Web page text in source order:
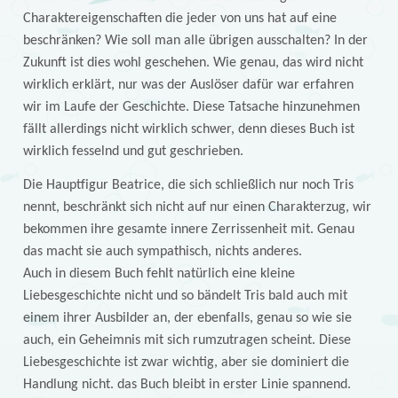
Charaktereigenschaften die jeder von uns hat auf eine
beschränken? Wie soll man alle übrigen ausschalten? In der
Zukunft ist dies wohl geschehen. Wie genau, das wird nicht
wirklich erklärt, nur was der Auslöser dafür war erfahren
wir im Laufe der Geschichte. Diese Tatsache hinzunehmen
fällt allerdings nicht wirklich schwer, denn dieses Buch ist
wirklich fesselnd und gut geschrieben.
Die Hauptfigur Beatrice, die sich schließlich nur noch Tris
nennt, beschränkt sich nicht auf nur einen Charakterzug, wir
bekommen ihre gesamte innere Zerrissenheit mit. Genau
das macht sie auch sympathisch, nichts anderes.
Auch in diesem Buch fehlt natürlich eine kleine
Liebesgeschichte nicht und so bändelt Tris bald auch mit
einem ihrer Ausbilder an, der ebenfalls, genau so wie sie
auch, ein Geheimnis mit sich rumzutragen scheint. Diese
Liebesgeschichte ist zwar wichtig, aber sie dominiert die
Handlung nicht. das Buch bleibt in erster Linie spannend.